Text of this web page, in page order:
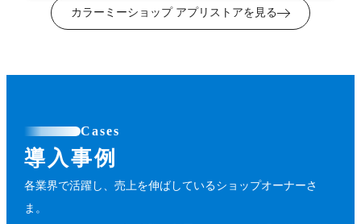
カラーミーショップ アプリストアを見る
Cases
導入事例
各業界で活躍し、売上を伸ばしているショップオーナーさ
ま。